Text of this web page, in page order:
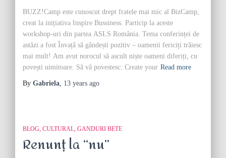
BUZZ!Camp este cunoscut drept fratele mai mic al BizCamp,
creat la inițiativa Inspire Bussiness. Particip la aceste
workshop-uri din partea ASLS România. Tema conferinței de
astăzi a fost Învață să gândești pozitiv – oamenii fericiți trăiesc
mai mult! Am avut norocul să ascult niște oameni diferiți, cu
povești uimitoare. Să vă povestesc: Create your Read more
By Gabriela, 13 years ago
BLOG CULTURAL GANDURI BETE
Renunț la “nu”